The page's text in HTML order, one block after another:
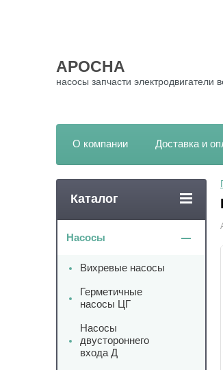
АРОСНА
насосы запчасти электродвигатели
О компании Доставка и
Каталог
Насосы
Вихревые насосы
Герметичные
насосы ЦГ
Насосы
двустороннего
входа Д